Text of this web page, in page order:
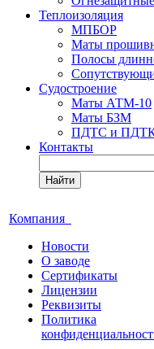
Теплоизоляция
МПБОР
Маты
Полосы
Судостроение
Маты АТМ-10
Маты БЗМ
ПДТС и
Контакты
Найти
Компания
Новости
О заводе
Сертификаты
Лицензии
Реквизиты
Политика